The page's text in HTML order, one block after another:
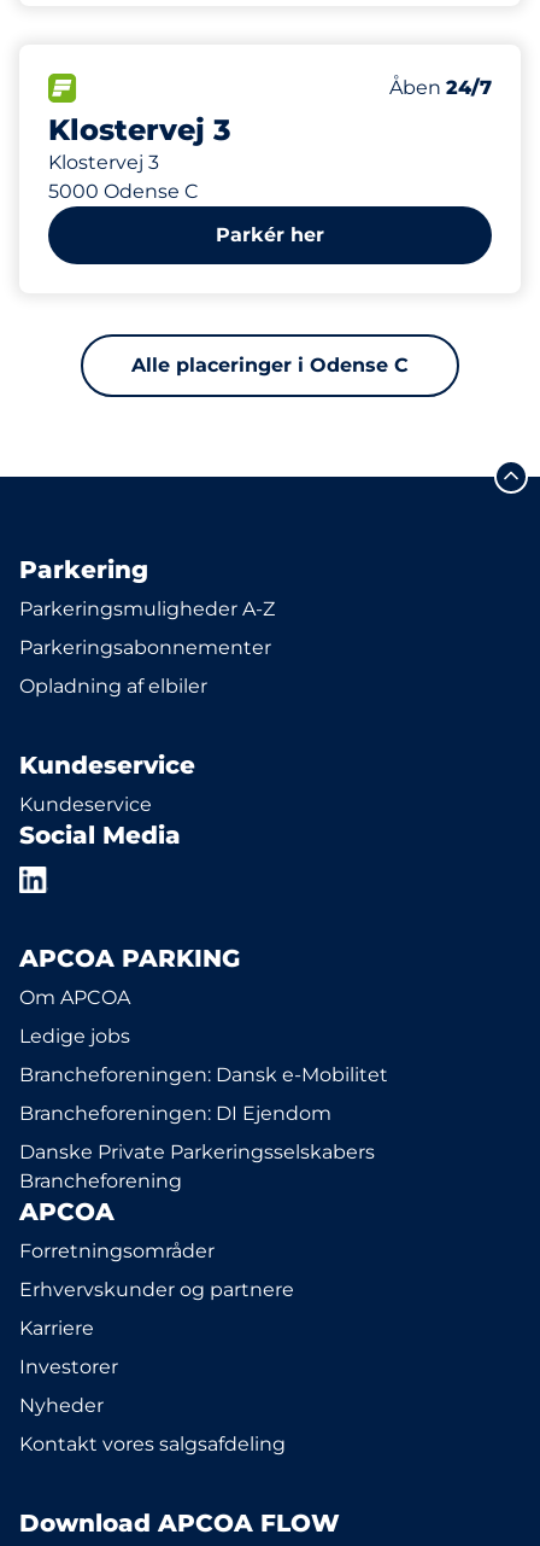
Klostervej 3
Klostervej 3
5000 Odense C
Antal
Antal pladser
50
Torsdag&nbsp
Åben 24/7
430 m
Parkér her
Alle placeringer i Odense C
Parkering
Parkeringsmuligheder A-Z
Parkeringsabonnementer
Opladning af elbiler
Kundeservice
Kundeservice
Social Media
APCOA PARKING
Om APCOA
Ledige jobs
Brancheforeningen: Dansk e-Mobilitet
Brancheforeningen: DI Ejendom
Danske Private Parkeringsselskabers
Brancheforening
APCOA
Forretningsområder
Erhvervskunder og partnere
Karriere
Investorer
Nyheder
Kontakt vores salgsafdeling
Download APCOA FLOW